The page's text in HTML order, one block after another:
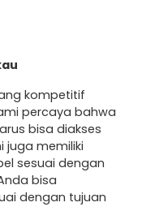
kompetitif
percaya bahwa
bisa diakses
juga memiliki
sesuai dengan
bisa
dengan tujuan